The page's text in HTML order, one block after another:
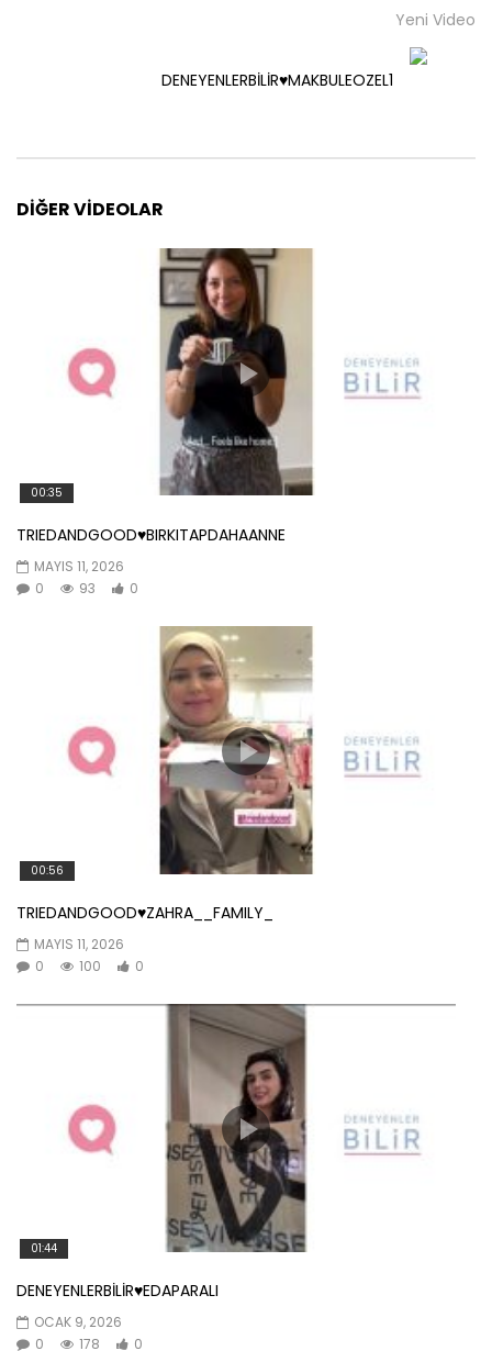
Yeni Video
DENEYENLERBİLİR♥️MAKBULEOZEL1
DIĞER VIDEOLAR
00:35
TRIEDANDGOOD♥️BIRKITAPDAHAANNE
MAYIS 11, 2026
0
93 0
00:56
TRIEDANDGOOD♥️ZAHRA__FAMILY_
MAYIS 11, 2026
0
100 0
01:44
DENEYENLERBİLİR♥️EDAPARALI
OCAK 9, 2026
0
178 0